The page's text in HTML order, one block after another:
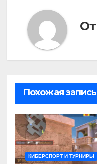
От
Похожая запись
КИБЕРСПОРТ И ТУРНИРЫ